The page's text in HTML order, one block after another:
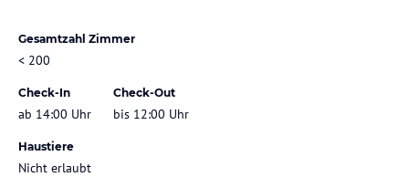
Gesamtzahl Zimmer
< 200
Check-In
ab 14:00 Uhr
Check-Out
bis 12:00 Uhr
Haustiere
Nicht erlaubt